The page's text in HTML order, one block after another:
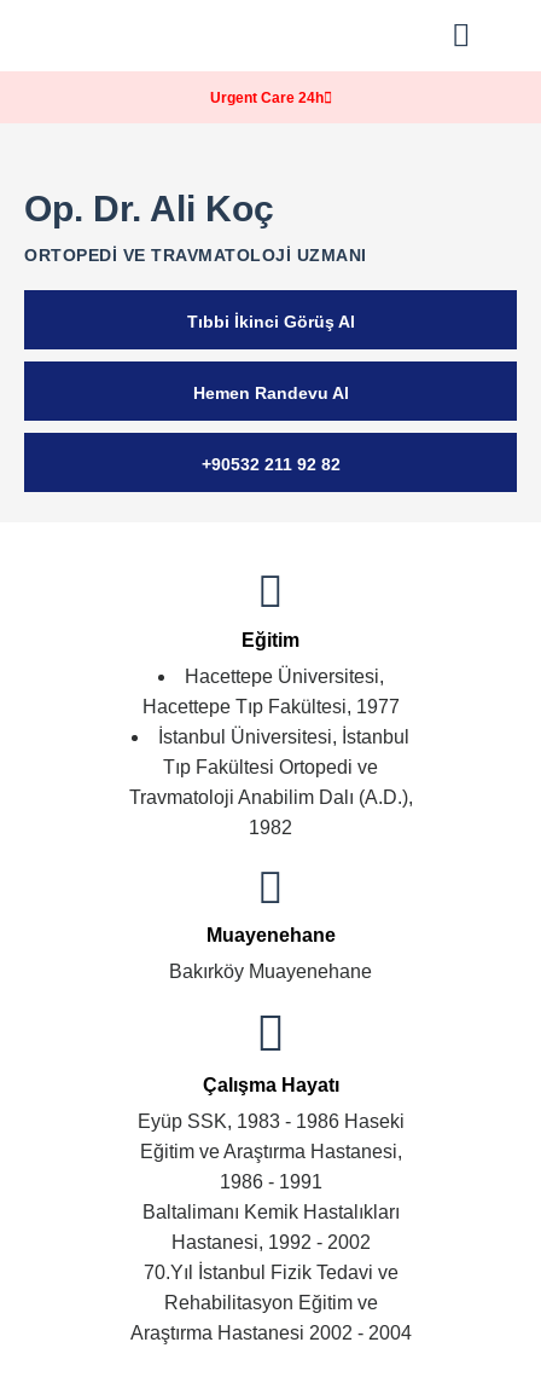
Urgent Care 24h
Op. Dr. Ali Koç
ORTOPEDI VE TRAVMATOLOJI UZMANI
Tıbbi İkinci Görüş Al
Hemen Randevu Al
+90532 211 92 82
Eğitim
Hacettepe Üniversitesi,
Hacettepe Tıp Fakültesi, 1977
İstanbul Üniversitesi, İstanbul
Tıp Fakültesi Ortopedi ve
Travmatoloji Anabilim Dalı (A.D.),
1982
Muayenehane
Bakırköy Muayenehane
Çalışma Hayatı
Eyüp SSK, 1983 - 1986 Haseki
Eğitim ve Araştırma Hastanesi,
1986 - 1991
Baltalimanı Kemik Hastalıkları
Hastanesi, 1992 - 2002
70.Yıl İstanbul Fizik Tedavi ve
Rehabilitasyon Eğitim ve
Araştırma Hastanesi 2002 - 2004